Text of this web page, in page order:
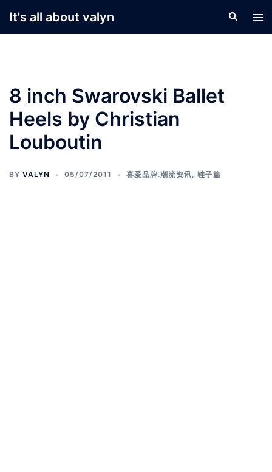
It's all about valyn Search
8 inch Swarovski Ballet
Heels by Christian
Louboutin
BY VALYN 05/07/2011 喜爱品牌.潮流资讯, 鞋子篇